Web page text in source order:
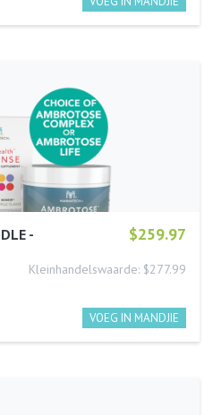
$259.97
-
Kleinhandelswaarde: $277.99